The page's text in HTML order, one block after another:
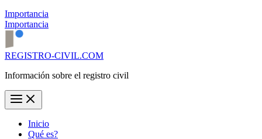
Importancia
Importancia
REGISTRO-CIVIL.COM
Información sobre el registro civil
Inicio
Qué es?